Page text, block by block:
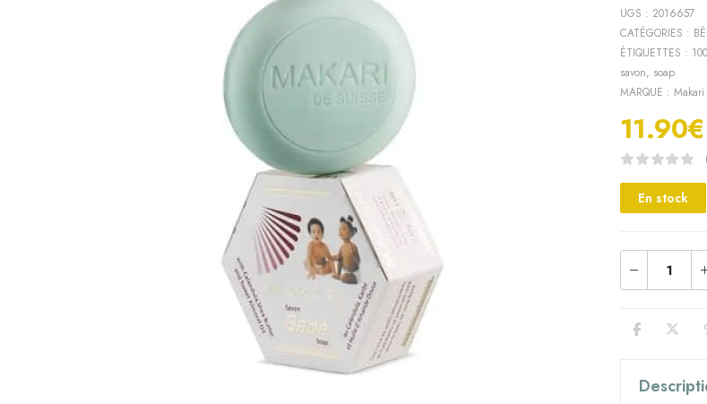
UGS : 2016657
CATÉGORIES :
ÉTIQUETTES :
savon, soap
MARQUE : Makari
11.90€
En stock